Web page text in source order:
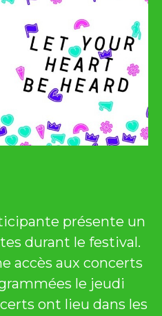
présente un
durant le festival.
accès aux concerts
le jeudi
ont lieu dans les